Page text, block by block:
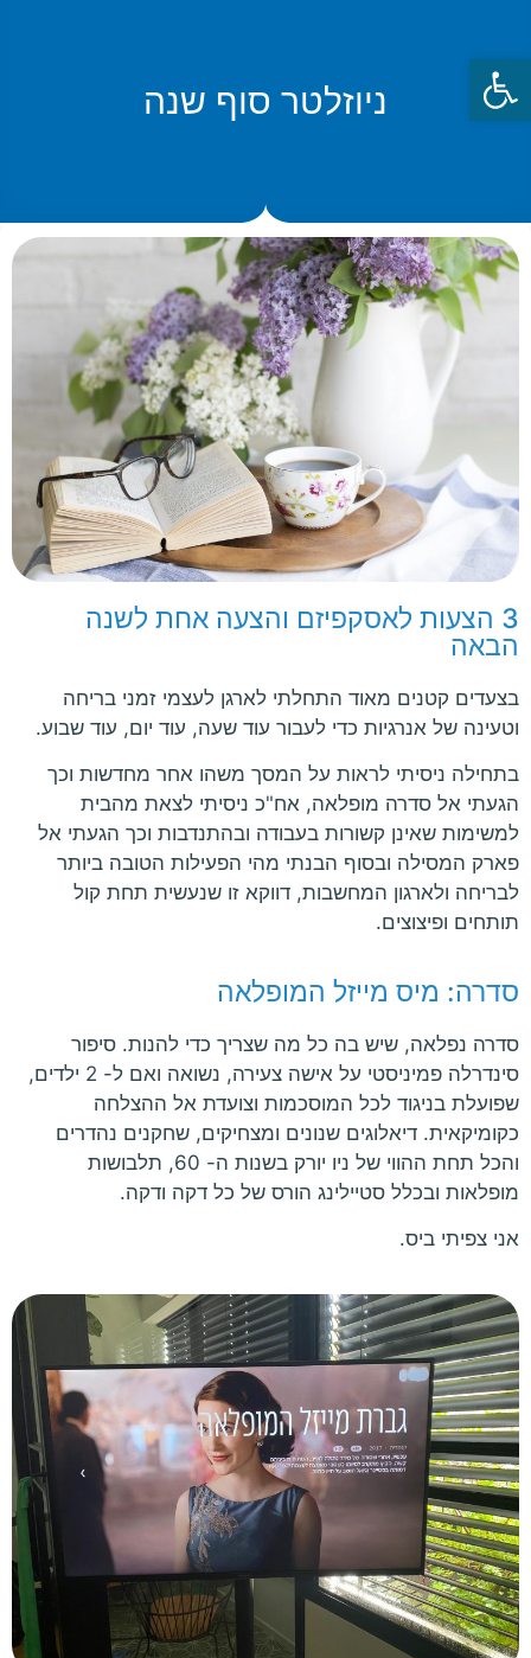
פתח סרגל נגישות
ניוזלטר סוף שנה
3 הצעות לאסקפיזם והצעה אחת לשנה
הבאה
בצעדים קטנים מאוד התחלתי לארגן לעצמי זמני בריחה
וטעינה של אנרגיות כדי לעבור עוד שעה, עוד יום, עוד שבוע.
בתחילה ניסיתי לראות על המסך משהו אחר מחדשות וכך
הגעתי אל סדרה מופלאה, אח"כ ניסיתי לצאת מהבית
למשימות שאינן קשורות בעבודה ובהתנדבות וכך הגעתי אל
פארק המסילה ובסוף הבנתי מהי הפעילות הטובה ביותר
לבריחה ולארגון המחשבות, דווקא זו שנעשית תחת קול
תותחים ופיצוצים.
סדרה: מיס מייזל המופלאה
סדרה נפלאה, שיש בה כל מה שצריך כדי להנות. סיפור
סינדרלה פמיניסטי על אישה צעירה, נשואה ואם ל- 2 ילדים,
שפועלת בניגוד לכל המוסכמות וצועדת אל ההצלחה
כקומיקאית. דיאלוגים שנונים ומצחיקים, שחקנים נהדרים
והכל תחת ההווי של ניו יורק בשנות ה- 60, תלבושות
מופלאות ובכלל סטיילינג הורס של כל דקה ודקה.
אני צפיתי ביס.